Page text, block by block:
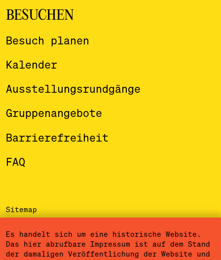
BESUCHEN
Besuch planen
Kalender
Ausstellungsrundgänge
Gruppenangebote
Barrierefreiheit
FAQ
Sitemap
Datenschutzerklärung
Es handelt sich um eine historische Website.
Das hier abrufbare Impressum ist auf dem Stand
der damaligen Veröffentlichung der Website und